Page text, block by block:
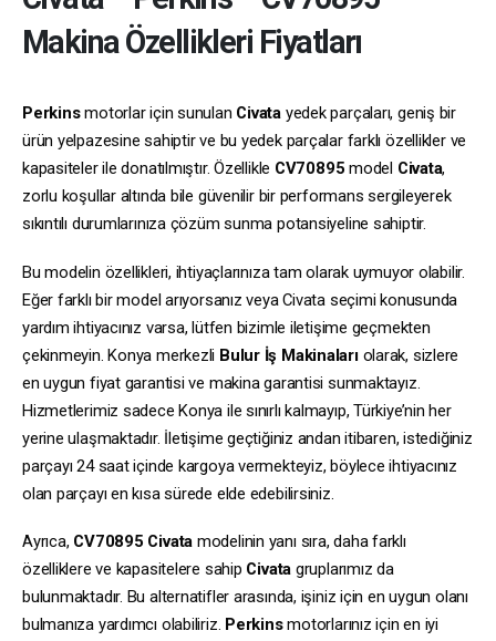
Makina Özellikleri Fiyatları
Perkinsmotorlar için sunulan Civata yedek parçaları, geniş bir
ürün yelpazesine sahiptir ve bu yedek parçalar farklı özellikler ve
kapasiteler ile donatılmıştır. Özellikle CV70895 model Civata,
zorlu koşullar altında bile güvenilir bir performans sergileyerek
sıkıntılı durumlarınıza çözüm sunma potansiyeline sahiptir.
Bu modelin özellikleri, ihtiyaçlarınıza tam olarak uymuyor olabilir.
Eğer farklı bir model arıyorsanız veya Civata seçimi konusunda
yardım ihtiyacınız varsa, lütfen bizimle iletişime geçmekten
çekinmeyin. Konya merkezli Bulur İş Makinalarıolarak, sizlere
en uygun fiyat garantisi ve makina garantisi sunmaktayız.
Hizmetlerimiz sadece Konya ile sınırlı kalmayıp, Türkiye’nin her
yerine ulaşmaktadır. İletişime geçtiğiniz andan itibaren, istediğiniz
parçayı 24 saat içinde kargoya vermekteyiz, böylece ihtiyacınız
olan parçayı en kısa sürede elde edebilirsiniz.
Ayrıca, CV70895 Civata modelinin yanı sıra, daha farklı
özelliklere ve kapasitelere sahip Civata gruplarımız da
bulunmaktadır. Bu alternatifler arasında, işiniz için en uygun olanı
bulmanıza yardımcı olabiliriz. Perkinsmotorlarınız için en iyi